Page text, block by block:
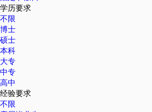
学历要求
不限
博士
硕士
本科
大专
中专
高中
经验要求
不限